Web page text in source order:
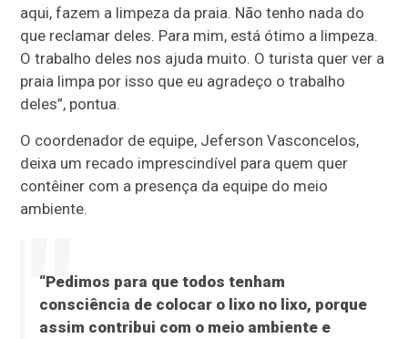
aqui, fazem a limpeza da praia. Não tenho nada do
que reclamar deles. Para mim, está ótimo a limpeza.
O trabalho deles nos ajuda muito. O turista quer ver a
praia limpa por isso que eu agradeço o trabalho
deles”, pontua.
O coordenador de equipe, Jeferson Vasconcelos,
deixa um recado imprescindível para quem quer
contêiner com a presença da equipe do meio
ambiente.
“Pedimos para que todos tenham
consciência de colocar o lixo no lixo, porque
assim contribui com o meio ambiente e